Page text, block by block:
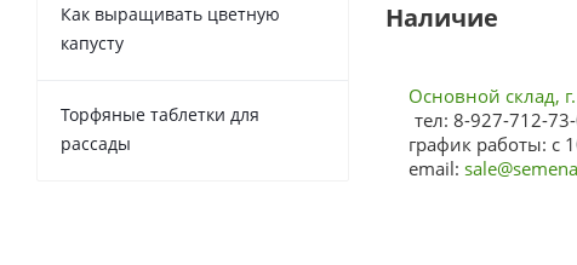
Наличие
Основной склад,
тел: 8-927-712-
график работы: с
email:
Как выращивать цветную
капусту
Торфяные таблетки для
рассады